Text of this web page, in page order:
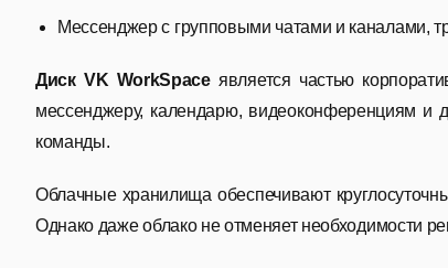
Мессенджер с групповыми чатами и каналами,
Диск VK WorkSpaceявляется частью
мессенджеру, календарю, видеоконференциям и
команды.
Облачные хранилища обеспечивают
Однако даже облако не отменяет необходимости